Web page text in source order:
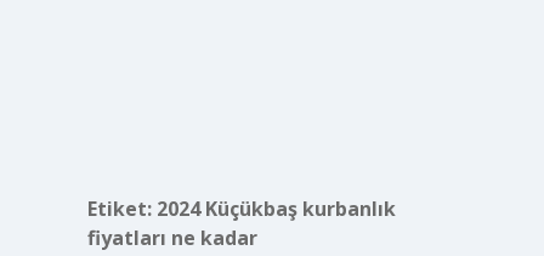
Etiket: 2024 Küçükbaş kurbanlık
fiyatları ne kadar